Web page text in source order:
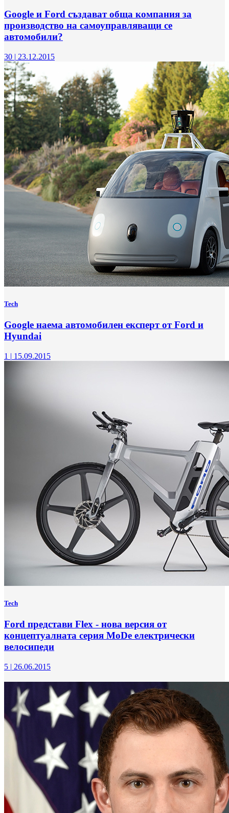
Google и Ford създават обща компания за
производство на самоуправляващи се
автомобили?
30 | 23.12.2015
Tech
Google наема автомобилен експерт от Ford и
Hyundai
1 | 15.09.2015
Tech
Ford представи Flex - нова версия от
концептуалната серия MoDе електрически
велосипеди
5 | 26.06.2015